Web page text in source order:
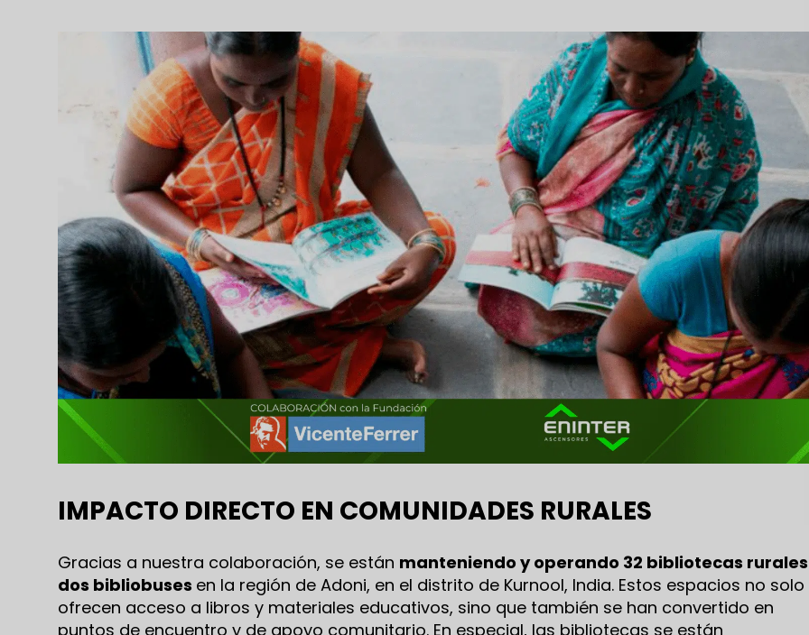
IMPACTO DIRECTO EN COMUNIDADES RURALES
Gracias a nuestra colaboración, se están manteniendo y operando 32 bibliotecas
dos bibliobuses en la región de Adoni, en el distrito de Kurnool, India. Estos espacios no solo
ofrecen acceso a libros y materiales educativos, sino que también se han convertido en
puntos de encuentro y de apoyo comunitario. En especial, las bibliotecas se están